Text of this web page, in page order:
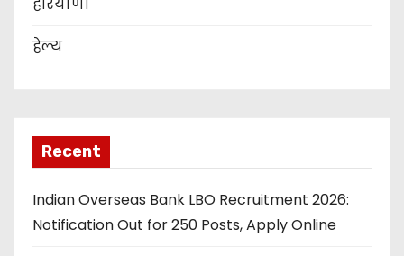
हरियाणा
हेल्थ
Recent
Indian Overseas Bank LBO Recruitment 2026:
Notification Out for 250 Posts, Apply Online